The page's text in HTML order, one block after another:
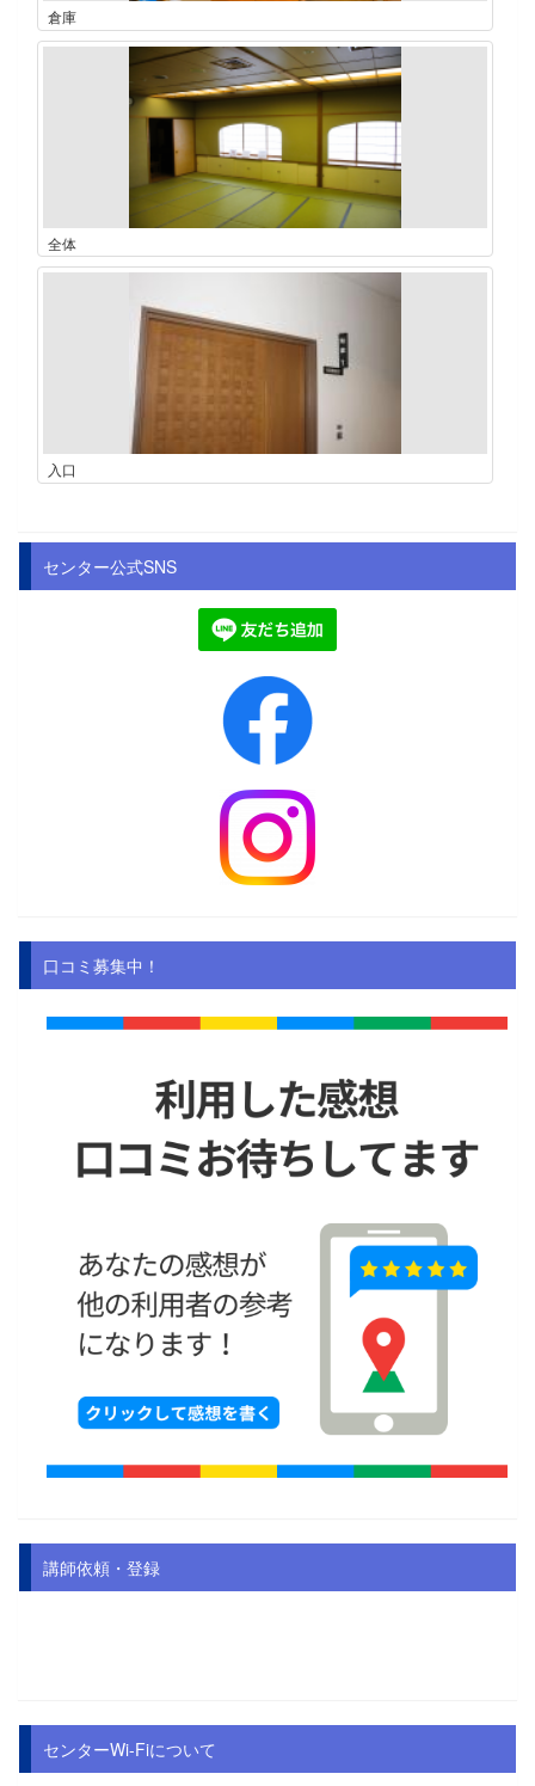
倉庫
全体
入口
センター公式SNS
口コミ募集中！
講師依頼・登録
センターWi-Fiについて